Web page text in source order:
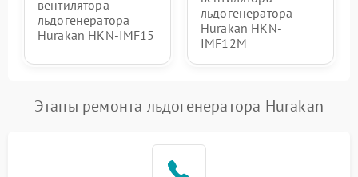
вентилятора
льдогенератора
Hurakan HKN-IMF15
льдогенератора
Hurakan HKN-
IMF12M
Этапы ремонта льдогенератора Hurakan